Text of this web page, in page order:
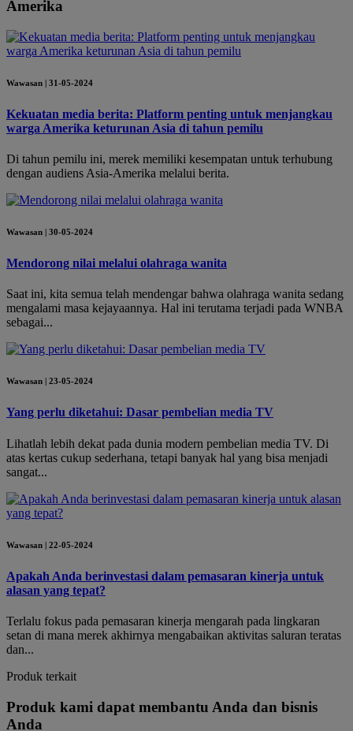
Amerika
Wawasan | 31-05-2024
Kekuatan media berita: Platform penting untuk menjangkau
warga Amerika keturunan Asia di tahun pemilu
Di tahun pemilu ini, merek memiliki kesempatan untuk terhubung
dengan audiens Asia-Amerika melalui berita.
Wawasan | 30-05-2024
Mendorong nilai melalui olahraga wanita
Saat ini, kita semua telah mendengar bahwa olahraga wanita sedang
mengalami masa kejayaannya. Hal ini terutama terjadi pada WNBA
sebagai...
Wawasan | 23-05-2024
Yang perlu diketahui: Dasar pembelian media TV
Lihatlah lebih dekat pada dunia modern pembelian media TV. Di
atas kertas cukup sederhana, tetapi banyak hal yang bisa menjadi
sangat...
Wawasan | 22-05-2024
Apakah Anda berinvestasi dalam pemasaran kinerja untuk
alasan yang tepat?
Terlalu fokus pada pemasaran kinerja mengarah pada lingkaran
setan di mana merek akhirnya mengabaikan aktivitas saluran teratas
dan...
Produk terkait
Produk kami dapat membantu Anda dan bisnis
Anda